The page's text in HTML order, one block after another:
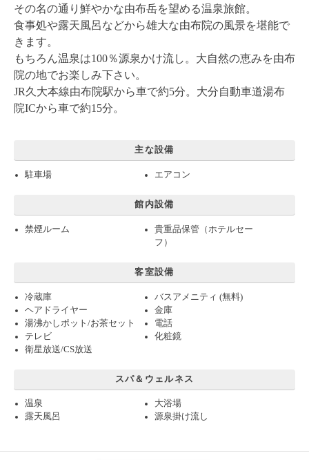
その名の通り鮮やかな由布岳を望める温泉旅館。
食事処や露天風呂などから雄大な由布院の風景を堪能で
きます。
もちろん温泉は100％源泉かけ流し。大自然の恵みを由布
院の地でお楽しみ下さい。
JR久大本線由布院駅から車で約5分。大分自動車道湯布
院ICから車で約15分。
主な設備
駐車場 エアコン
館内設備
禁煙ルーム
貴重品保管（ホテルセー
フ）
客室設備
冷蔵庫
バスアメニティ (無料)
ヘアドライヤー
金庫
湯沸かしポット/お茶セット
電話
テレビ
化粧鏡
衛星放送/CS放送
スパ＆ウェルネス
温泉
大浴場
露天風呂
源泉掛け流し